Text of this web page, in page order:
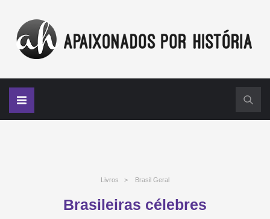
Livros > Brasil Geral
Brasileiras célebres